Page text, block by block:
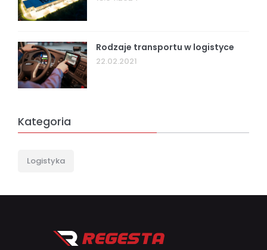
Rodzaje transportu w logistyce
22.02.2021
Kategoria
Logistyka